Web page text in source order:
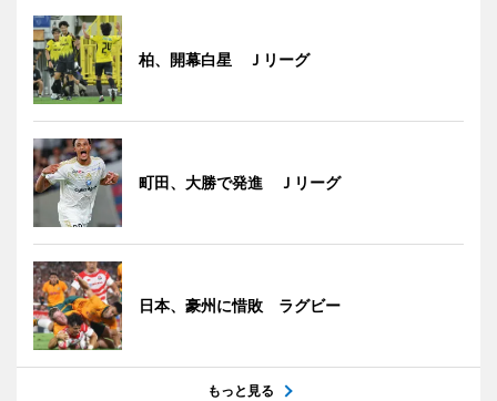
柏、開幕白星 Ｊリーグ
町田、大勝で発進 Ｊリーグ
日本、豪州に惜敗 ラグビー
もっと見る